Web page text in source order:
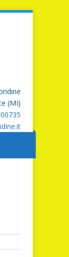
(MI)